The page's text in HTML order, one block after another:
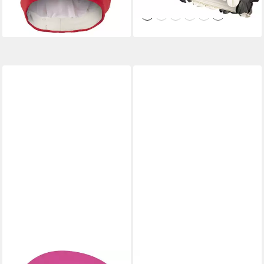
lieferbar - in 2-3 Werktagen bei dir
+2